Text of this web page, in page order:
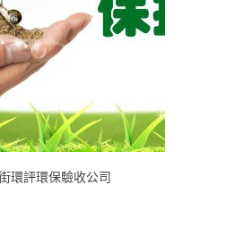
環評環保驗收公司